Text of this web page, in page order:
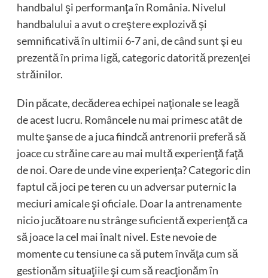
handbalul şi performanţa în România. Nivelul
handbalului a avut o creştere explozivă şi
semnificativă în ultimii 6-7 ani, de când sunt şi eu
prezentă în prima ligă, categoric datorită prezenţei
străinilor.
Din păcate, decăderea echipei naţionale se leagă
de acest lucru. Româncele nu mai primesc atât de
multe şanse de a juca fiindcă antrenorii preferă să
joace cu străine care au mai multă experienţă faţă
de noi. Oare de unde vine experienţa? Categoric din
faptul că joci pe teren cu un adversar puternic la
meciuri amicale şi oficiale. Doar la antrenamente
nicio jucătoare nu strânge suficientă experienţă ca
să joace la cel mai înalt nivel. Este nevoie de
momente cu tensiune ca să putem învăţa cum să
gestionăm situaţiile şi cum să reacţionăm în